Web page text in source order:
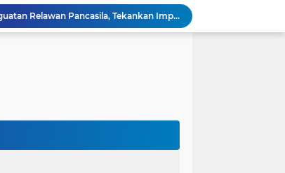
Wali Kota Pariaman Hadiri Penguatan Relawan Pancasila, Tekankan Implementasi Nilai Pancasila dalam Pelayanan Publik
Wali Kota Pariaman Bagikan Bibit Ikan Koi kepada Siswa SD untuk Edukasi Perikanan
Pengurus PWI Pariaman 2026–2029 Dilantik, Pemkot Tekankan Sinergi dan Profesionalisme Pers